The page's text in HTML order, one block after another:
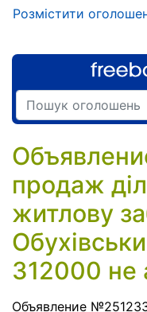
Розмістити
продаж
житлову
312000 не
Объявление